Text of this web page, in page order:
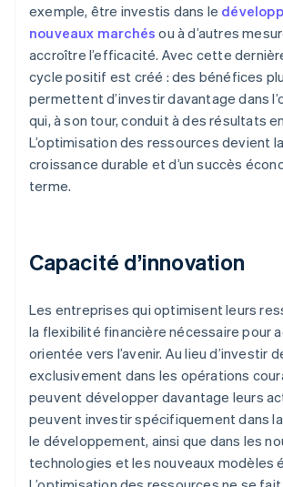
exemple, être investis dans le
nouveaux marchés ou à d’autres
accroître l’efficacité. Avec cette
cycle positif est créé : des bénéfices
permettent d’investir davantage dans
qui, à son tour, conduit à des résultats
L’optimisation des ressources devient la
croissance durable et d’un succès
terme.
Capacité d’innovation
Les entreprises qui optimisent leurs
la flexibilité financière nécessaire pour
orientée vers l’avenir. Au lieu d’investir
exclusivement dans les opérations
peuvent développer davantage leurs
peuvent investir spécifiquement dans
le développement, ainsi que dans les
technologies et les nouveaux modèles